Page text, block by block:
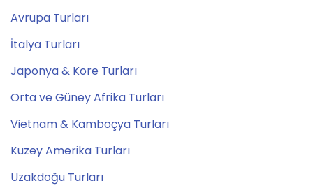
Avrupa Turları
İtalya Turları
Japonya & Kore Turları
Orta ve Güney Afrika Turları
Vietnam & Kamboçya Turları
Kuzey Amerika Turları
Uzakdoğu Turları